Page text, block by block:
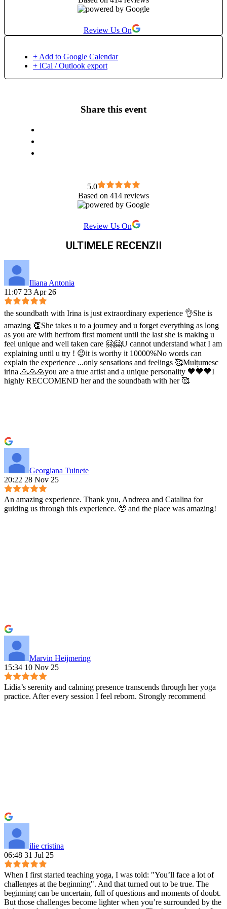
ma opun cursului vietii, motiv pentru care in ultimii 2 ani am
fost nevoita sa iau o pauza din activitatea mea. But now I am
Review Us On
+ Add to Google Calendar
+ iCal / Outlook export
Share this event
5.0
Based on 414 reviews
Review Us On
ULTIMELE RECENZII
Iliana Antonia
11:07 23 Apr 26
the soundbath with Irina is just extraordinary experience 👌She is
amazing 👏She takes u to a journey and u forget everything as long
as you are with herfrom first moment until the last she is making u
feel unique and well taken care 🤗🤗U cannot understand what I am
explaining until u try ! 😉it is worthy it 10000%No words can
explain the experience ...only sensations and feelings 🥰Mulțumesc
irina 🙏🙏🙏you are a true artist and a unique personality 💙💙💙I
highly RECCOMEND her and the soundbath with her 🥰
Georgiana Tuinete
20:22 28 Nov 25
An amazing experience. Thank you, Andreea and Catalina for
guiding us through this experience. 🥹 and the place was amazing!
Marvin Heijmering
15:34 10 Nov 25
Lidia’s serenity and calming presence transcends through her yoga
practice. After every session I feel reborn. Strongly recommend
ilie cristina
06:48 31 Jul 25
When I first started teaching yoga, I was told: "You’ll face a lot of
challenges at the beginning". And that turned out to be true. The
beginning can be uncertain, full of questions and moments of doubt.
But those challenges become lighter when you’re surrounded by the